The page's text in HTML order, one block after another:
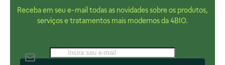
Receba em seu e-mail todas as novidades sobre os produtos,
serviços e tratamentos mais modernos da 4BIO.